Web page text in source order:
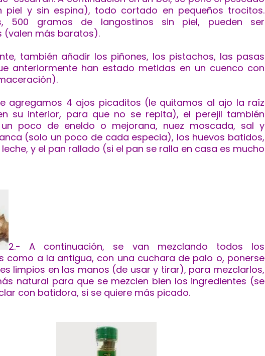
piel y sin espina), todo cortado en pequeños trocitos.
500 gramos de langostinos sin piel, pueden ser
(valen más baratos).
también añadir los piñones, los pistachos, las pasas
anteriormente han estado metidas en un cuenco con
agregamos 4 ajos picaditos (le quitamos al ajo la raíz
su interior, para que no se repita), el perejil también
poco de eneldo o mejorana, nuez moscada, sal y
(solo un poco de cada especia), los huevos batidos,
y el pan rallado (si el pan se ralla en casa es mucho
2.- A continuación, se van mezclando todos los
como a la antigua, con una cuchara de palo o, ponerse
limpios en las manos (de usar y tirar), para mezclarlos,
natural para que se mezclen bien los ingredientes (se
con batidora, si se quiere más picado.